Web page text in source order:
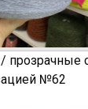
/ прозрачные
№62